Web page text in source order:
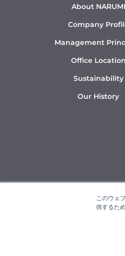
このウェ
供するた
About NARUMI
Company
Management
Office Location
Sustainability
Our History